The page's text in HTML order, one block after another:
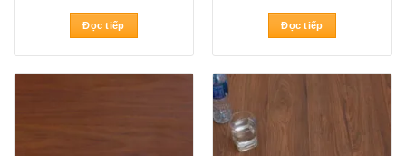
Đọc tiếp Đọc tiếp